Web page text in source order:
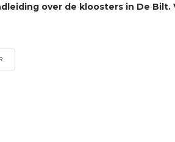
over de kloosters in De Bilt.